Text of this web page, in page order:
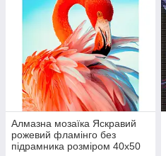
Алмазна мозаїка Яскравий
рожевий фламінго без
підрамника розміром 40х50